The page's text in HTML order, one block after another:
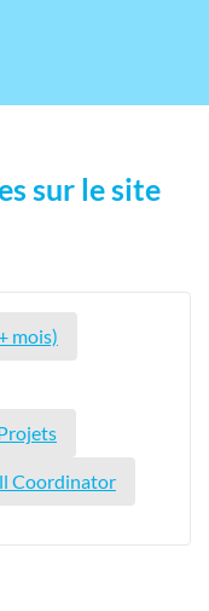
sur le site
mois)
Coordinator